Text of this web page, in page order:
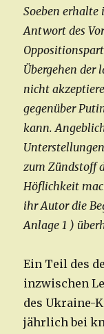
Soeben erhalte
Antwort des
Übergehen der
nicht
gegenüber
kann.
zum Zündstoff
Höflichkeit
ihr Autor die
Anlage 1 )
Ein Teil des
inzwischen
des Ukraine-
jährlich bei